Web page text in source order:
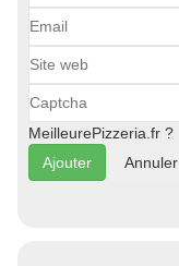
MeilleurePizzeria.fr ?
Annuler